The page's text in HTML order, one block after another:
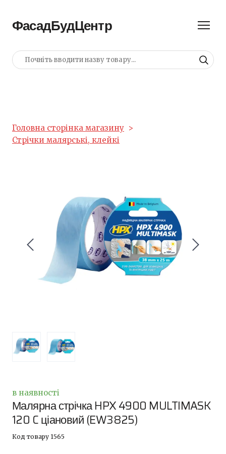
ФасадБудЦентр
Головна сторінка магазину
Стрічки малярські, клейкі
в наявності
Малярна стрічка HPX 4900 MULTIMASK
120 C ціановий (EW3825)
Код товару 1565